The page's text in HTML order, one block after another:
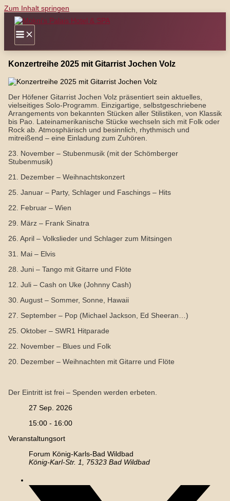
Zum Inhalt springen
Konzertreihe 2025 mit Gitarrist Jochen Volz
Der Höfener Gitarrist Jochen Volz präsentiert sein aktuelles,
vielseitiges Solo-Programm. Einzigartige, selbstgeschriebene
Arrangements von bekannten Stücken aller Stilistiken, von Klassik
bis Pao. Lateinamerikanische Stücke wechseln sich mit Folk oder
Rock ab. Atmosphärisch und besinnlich, rhythmisch und
mitreißend – eine Einladung zum Zuhören.
23. November – Stubenmusik (mit der Schömberger
Stubenmusik)
21. Dezember – Weihnachtskonzert
25. Januar – Party, Schlager und Faschings – Hits
22. Februar – Wien
29. März – Frank Sinatra
26. April – Volkslieder und Schlager zum Mitsingen
31. Mai – Elvis
28. Juni – Tango mit Gitarre und Flöte
12. Juli – Cash on Uke (Johnny Cash)
30. August – Sommer, Sonne, Hawaii
27. September – Pop (Michael Jackson, Ed Sheeran…)
25. Oktober – SWR1 Hitparade
22. November – Blues und Folk
20. Dezember – Weihnachten mit Gitarre und Flöte
Der Eintritt ist frei – Spenden werden erbeten.
27 Sep. 2026
15:00 - 16:00
Veranstaltungsort
Forum König-Karls-Bad Wildbad
König-Karl-Str. 1, 75323 Bad Wildbad